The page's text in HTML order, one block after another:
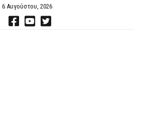
6 Αυγούστου, 2026